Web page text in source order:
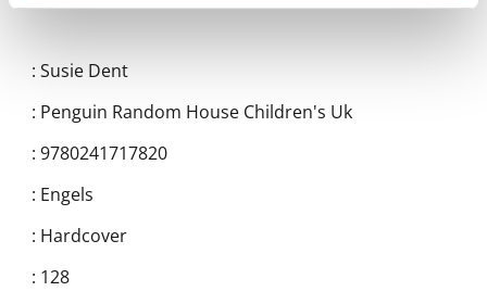
: Susie Dent
: Penguin Random House Children's Uk
: 9780241717820
: Engels
: Hardcover
: 128